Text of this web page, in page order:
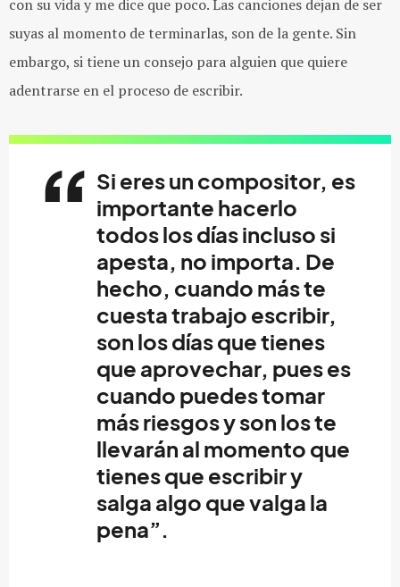
con su vida y me dice que poco. Las canciones dejan de ser
suyas al momento de terminarlas, son de la gente. Sin
embargo, si tiene un consejo para alguien que quiere
adentrarse en el proceso de escribir.
Si eres un compositor, es
importante hacerlo
todos los días incluso si
apesta, no importa. De
hecho, cuando más te
cuesta trabajo escribir,
son los días que tienes
que aprovechar, pues es
cuando puedes tomar
más riesgos y son los te
llevarán al momento que
tienes que escribir y
salga algo que valga la
pena”.